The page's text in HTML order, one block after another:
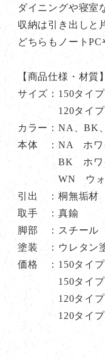
ダイニングや寝室
収納は引き出しと
どちらもノート
【商品仕様・材質】
サイズ：150タイ
120タイプ
カラー：NA、BK
本体 ：NA ホワ
BK ホワイト
WN ウォー
引出 ：桐無垢材
取手 ：真鍮
脚部 ：スチール
塗装 ：ウレタン
価格 ：150タイ
150タイプ 開
120タイプ 引
120タイプ 開